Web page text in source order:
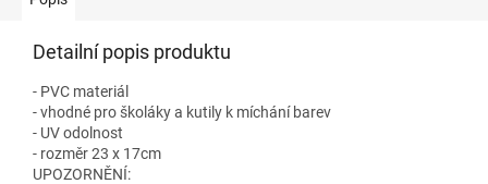
Detailní popis produktu
- PVC materiál
- vhodné pro školáky a kutily k míchání barev
- UV odolnost
- rozměr 23 x 17cm
UPOZORNĚNÍ: